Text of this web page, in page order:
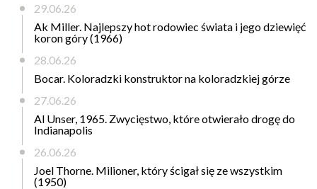
29.06.26
Ak Miller. Najlepszy hot rodowiec świata i jego dziewięć
koron góry (1966)
28.06.26
Bocar. Koloradzki konstruktor na koloradzkiej górze
27.06.26
Al Unser, 1965. Zwycięstwo, które otwierało drogę do
Indianapolis
26.06.26
Joel Thorne. Milioner, który ścigał się ze wszystkim
(1950)